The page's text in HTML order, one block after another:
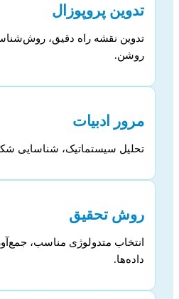
تدوین پروپوزال
تدوین نقشه راه دقیق،
روشن.
مرور ادبیات
تحلیل سیستماتیک، شناسایی
روش تحقیق
انتخاب متدولوژی مناسب،
داده‌ها.